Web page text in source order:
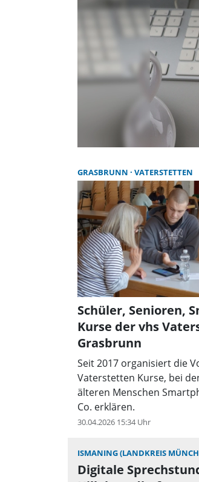
GRASBRUNN VATERSTETTEN
Schüler, Senioren,
Kurse der vhs
Grasbrunn
Seit 2017 organisiert die
Vaterstetten Kurse, bei
älteren Menschen
Co. erklären.
30.04.2026 15:34 Uhr
ISMANING (LANDKREIS
Digitale